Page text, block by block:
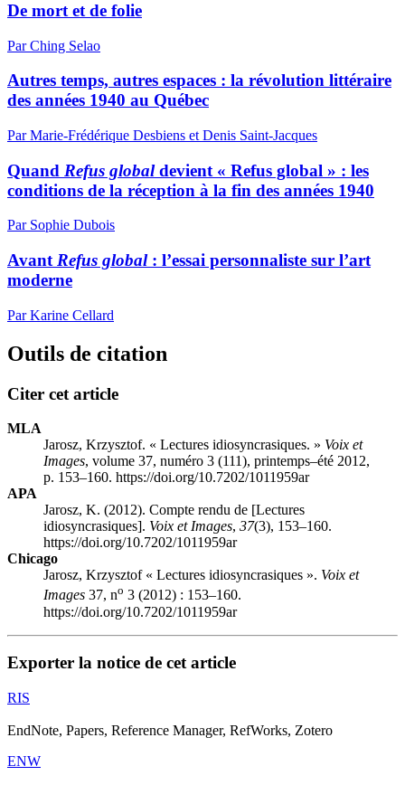
De mort et de folie
Par Ching Selao
Autres temps, autres espaces : la révolution littéraire
des années 1940 au Québec
Par Marie-Frédérique Desbiens et Denis Saint-Jacques
Quand Refus globaldevient « Refus global » : les
conditions de la réception à la fin des années 1940
Par Sophie Dubois
Avant Refus global: l’essai personnaliste sur l’art
moderne
Par Karine Cellard
Outils de citation
Citer cet article
MLA
Jarosz, Krzysztof. « Lectures idiosyncrasiques. » Voix et
Images, volume 37, numéro 3 (111), printemps–été 2012,
p. 153–160. https://doi.org/10.7202/1011959ar
APA
Jarosz, K. (2012). Compte rendu de [Lectures
idiosyncrasiques]. Voix et Images, 37(3), 153–160.
https://doi.org/10.7202/1011959ar
Chicago
Jarosz, Krzysztof « Lectures idiosyncrasiques ». Voix et
Images 37, no 3 (2012) : 153–160.
https://doi.org/10.7202/1011959ar
Exporter la notice de cet article
RIS
EndNote, Papers, Reference Manager, RefWorks, Zotero
ENW